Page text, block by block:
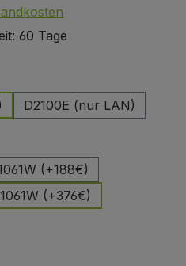
60 Tage
D2100E (nur LAN)
(+188€)
(+376€)